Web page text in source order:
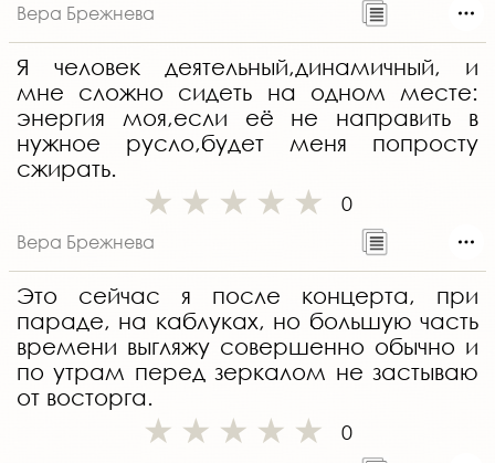
Вера Брежнева
Я человек деятельный,динамичный, и
мне сложно сидеть на одном месте:
энергия моя,если её не направить в
нужное русло,будет меня попросту
сжирать.
0
Вера Брежнева
Это сейчас я после концерта, при
параде, на каблуках, но большую часть
времени выгляжу совершенно обычно и
по утрам перед зеркалом не застываю
от восторга.
0